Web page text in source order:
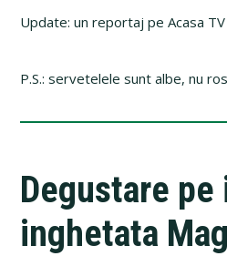
Update: un reportaj pe Acasa
P.S.: servetelele sunt albe, nu
Degustare
inghetata